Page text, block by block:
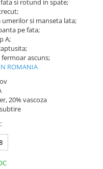
si rotund in spate;
umerilor si manseta lata;
pe fata;
A;
ascuns;
ROMANIA
20% vascoza
: